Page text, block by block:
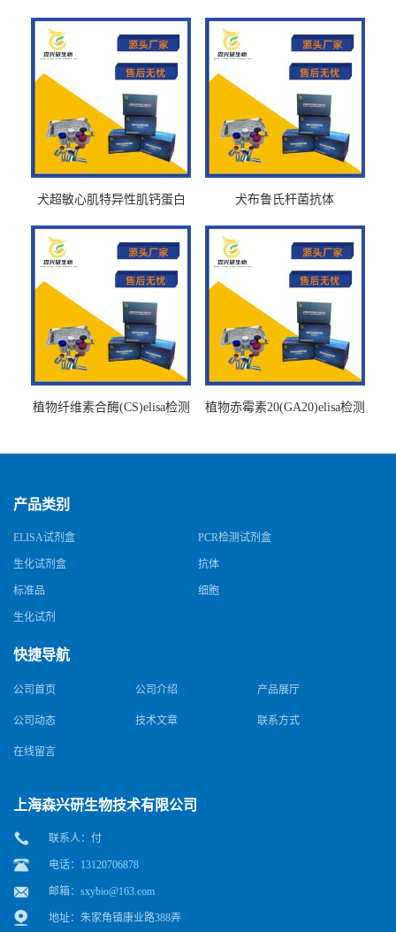
犬超敏心肌特异性肌钙蛋白
犬布鲁氏杆菌抗体
植物纤维素合酶(CS)elisa检测
植物赤霉素20(GA20)elisa检测
产品类别
ELISA试剂盒 PCR检测试剂盒
生化试剂盒 抗体
标准品 细胞
生化试剂
快捷导航
公司首页 公司介绍 产品展厅
公司动态 技术文章 联系方式
在线留言
上海森兴研生物技术有限公司
联系人：付
电话：13120706878
邮箱： sxybio@163.com
地址：朱家角镇康业路388弄